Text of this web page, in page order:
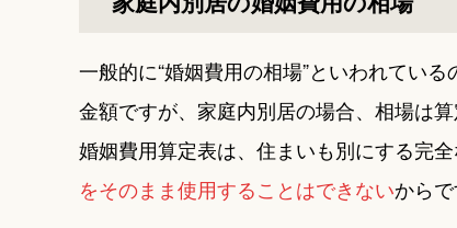
一般的に“婚姻費用の相場”といわれてい
金額ですが、家庭内別居の場合、相場は
婚姻費用算定表は、住まいも別にする完
をそのまま使用することはできないからで